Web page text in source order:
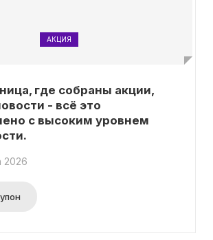
АКЦИЯ
где собраны акции,
- всё это
с высоким уровнем
2026